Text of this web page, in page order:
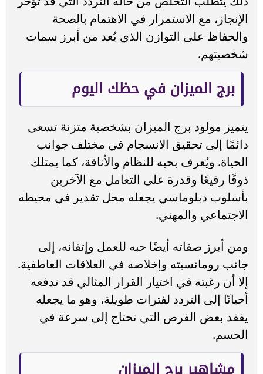
الإنجاز، مع الاستمرار في الاهتمام بالصحة
والحفاظ على التوازن الذي يُعد من أبرز سمات
شخصيتهم.
برج الميزان في حظك اليوم
يتميز مولود برج الميزان بشخصية متزنة تسعى
دائمًا إلى تحقيق الانسجام في مختلف جوانب
الحياة. ويُعرف بحبه للنظام والأناقة، كما يمتلك
ذوقًا رفيعًا وقدرة على التعامل مع الآخرين
بأسلوب دبلوماسي يجعله محل تقدير في محيطه
الاجتماعي والمهني.
ومن أبرز صفاته أيضًا حبه للعمل وإتقانه، إلى
جانب رومانسيته وإخلاصه في العلاقات العاطفية.
إلا أن رغبته في اختيار القرار المثالي قد تدفعه
أحيانًا إلى التردد لفترات طويلة، وهو ما يجعله
يفقد بعض الفرص التي تحتاج إلى سرعة في
الحسم.